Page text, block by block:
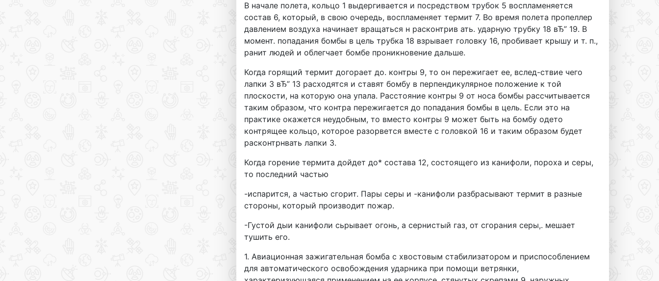
В начале полета, кольцо 1 выдергивается и посредством трубок 5 воспламеняется
состав 6, который, в свою очередь, воспламеняет термит 7. Во время полета пропеллер
давлением воздуха начинает вращаться н расконтрив ать. ударную трубку 18 вЂ” 19. В
момент. попадания бомбы в цель трубка 18 взрывает головку 16, пробивает крышу и т. п.,
ранит людей и облегчает бомбе проникновение дальше.
Когда горящий термит догорает до. контры 9, то он пережигает ее, вслед-ствие чего
лапки 3 вЂ” 13 расходятся и ставят бомбу в перпендикулярное положение к той
плоскости, на которую она упала. Расстояние контры 9 от носа бомбы рассчитывается
таким образом, что контра пережигается до попадания бомбы в цель. Если это на
практике окажется неудобным, то вместо контры 9 может быть на бомбу одето
контрящее кольцо, которое разорвется вместе с головкой 16 и таким образом будет
расконтрнвать лапки 3.
Когда горение термита дойдет до* состава 12, состоящего из канифоли, пороха и серы,
то последний частью
-испарится, а частью сгорит. Пары серы и -канифоли разбрасывают термит в разные
стороны, который производит пожар.
-Густой дыи канифоли сьрывает огонь, а сернистый газ, от сгорания серы,. мешает
тушить его.
1. Авиационная зажигательная бомба с хвостовым стабилизатором и приспособлением
для автоматического освобождения ударника при помощи ветрянки,